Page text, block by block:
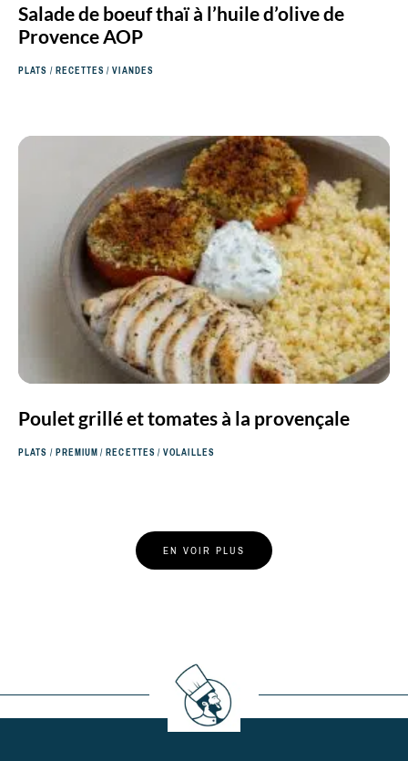
Salade de boeuf thaï à l’huile d’olive de
Provence AOP
PLATS /RECETTES/VIANDES
Poulet grillé et tomates à la provençale
PLATS /PREMIUM/RECETTES/VOLAILLES
EN VOIR PLUS